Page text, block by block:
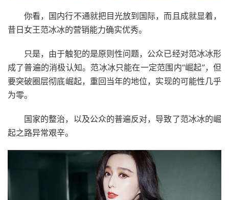
你看，国内行不通就把目光放到国际，而且成就显着，
昔日女王范冰冰的营销能力确实优秀。
只是，由于触犯的是原则性问题，公众已经对范冰冰形
成了普遍的消极认知。范冰冰只能在一定范围内“崛起”，但
要突破圈层彻底崛起，重回当年的地位，实现的可能性几乎
为零。
国家的整治，以及公众的普遍反对，导致了范冰冰的崛
起之路异常艰辛。